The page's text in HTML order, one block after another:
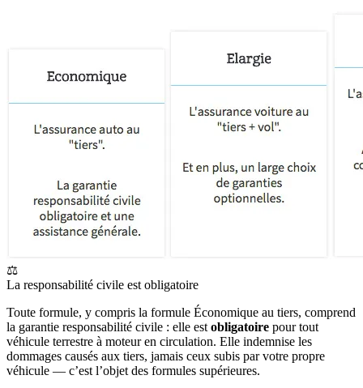
⚖️
La responsabilité civile est obligatoire
Toute formule, y compris la formule Économique au tiers, comprend
la garantie responsabilité civile : elle estobligatoire pour tout
véhicule terrestre à moteur en circulation. Elle indemnise les
dommages causés aux tiers, jamais ceux subis par votre propre
véhicule — c’est l’objet des formules supérieures.